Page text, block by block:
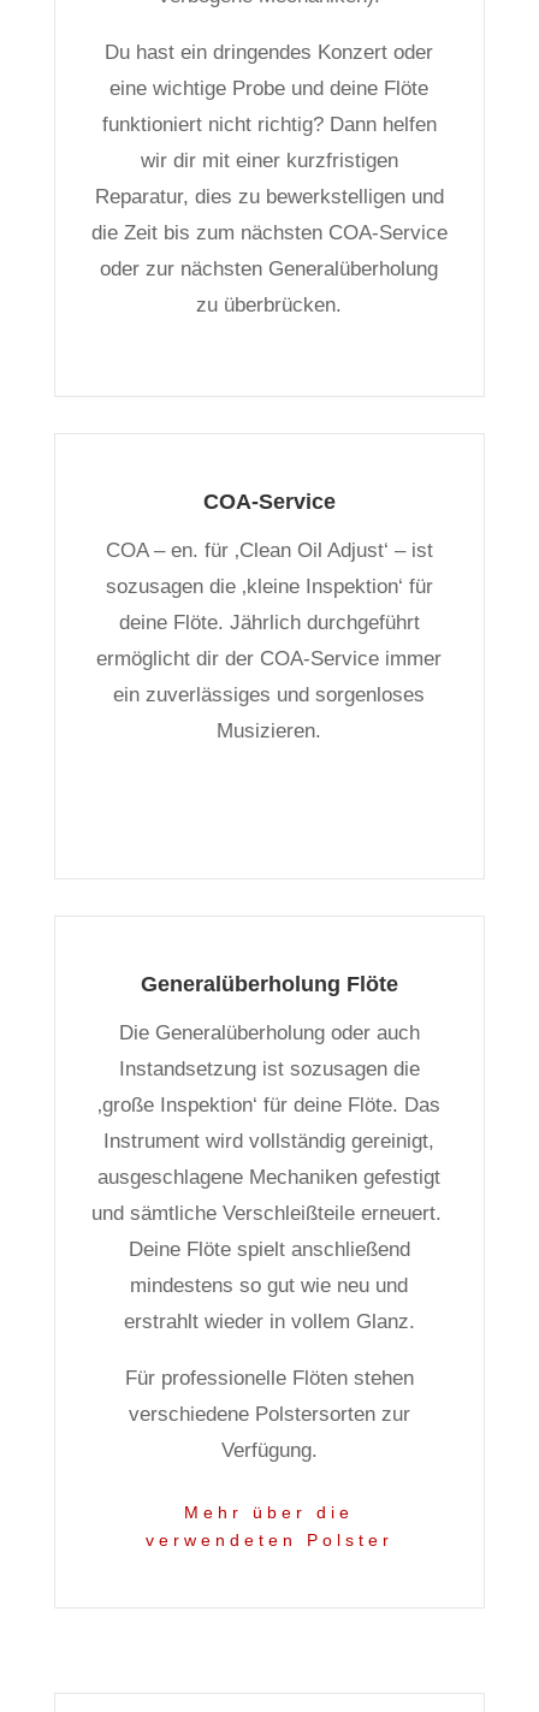
Du hast ein dringendes Konzert oder
eine wichtige Probe und deine Flöte
funktioniert nicht richtig? Dann helfen
wir dir mit einer kurzfristigen
Reparatur, dies zu bewerkstelligen und
die Zeit bis zum nächsten COA-Service
oder zur nächsten Generalüberholung
zu überbrücken.
COA-Service
COA – en. für ‚Clean Oil Adjust‘ – ist
sozusagen die ‚kleine Inspektion‘ für
deine Flöte. Jährlich durchgeführt
ermöglicht dir der COA-Service immer
ein zuverlässiges und sorgenloses
Musizieren.
Generalüberholung Flöte
Die Generalüberholung oder auch
Instandsetzung ist sozusagen die
‚große Inspektion‘ für deine Flöte. Das
Instrument wird vollständig gereinigt,
ausgeschlagene Mechaniken gefestigt
und sämtliche Verschleißteile erneuert.
Deine Flöte spielt anschließend
mindestens so gut wie neu und
erstrahlt wieder in vollem Glanz.
Für professionelle Flöten stehen
verschiedene Polstersorten zur
Verfügung.
Mehr über die
verwendeten Polster